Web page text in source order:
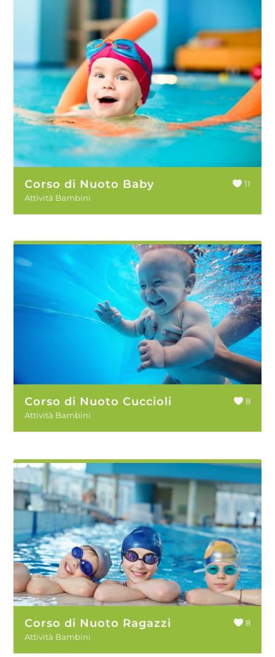
Corso di Nuoto Baby
Attività Bambini
11
Corso di Nuoto Cuccioli
Attività Bambini
8
Corso di Nuoto Ragazzi
Attività Bambini
8